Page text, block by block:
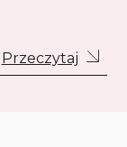
Przeczytaj